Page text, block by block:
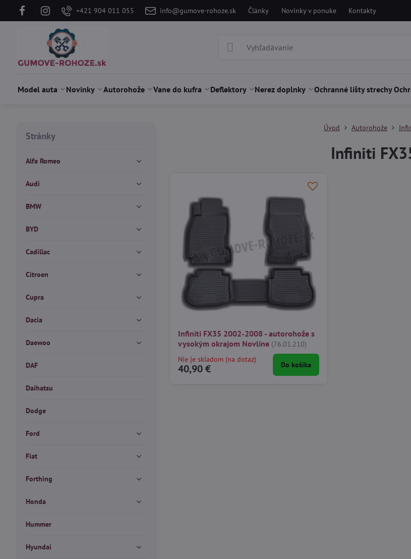
+421 904 011 055 info@gumove-rohoze.sk Články Novinky v ponuke Kontakty
Model auta Novinky Autorohože Vane do kufra Deflektory Nerez doplnky Ochranné lišty strechy
Úvod Autorohože
Infiniti
Infiniti FX35 2002-2008 - autorohože s
vysokým okrajom Novline (76.01.210)
Nie je skladom (na dotaz)
40,90 € Do košíka
Stránky
Alfa Romeo
Audi
BMW
BYD
Cadillac
Citroen
Cupra
Dacia
Daewoo
DAF
Daihatsu
Dodge
Ford
Fiat
Forthing
Honda
Hummer
Hyundai